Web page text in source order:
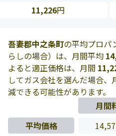
11,226円
吾妻郡中之条町の平均プロパ
らしの場合）は、月間平均
よると適正価格は、月間
してガス会社を選んだ場合、
減できる可能性があります。
月間
平均価格